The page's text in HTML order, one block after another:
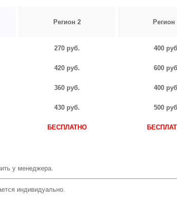
Регион 2 Регион
270 руб. 400
420 руб. 600
360 руб. 400
430 руб. 500
БЕСПЛАТНО
у менеджера.
индивидуально.